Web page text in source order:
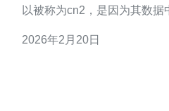
以被称为cn2，是因为其数
化了国际出口的传输路径，
2026年2月20日